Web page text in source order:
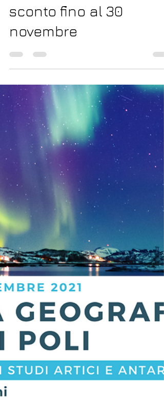
Tempo di lettura: 1 min
Black Friday - Ecco i
corsi di AMIStaDeS in
sconto fino al 30
novembre